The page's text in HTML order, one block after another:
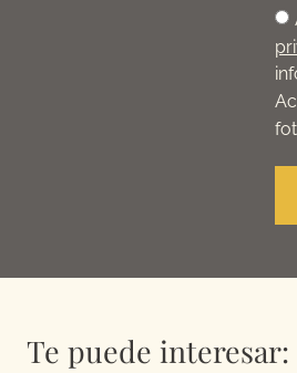
Te puede interesar: